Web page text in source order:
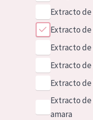
Extracto de
Extracto
Extracto de
Extracto
Extracto
Extracto de
amara